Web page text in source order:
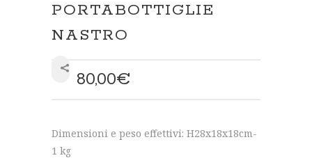
PORTABOTTIGLIE
NASTRO
80,00€
Dimensioni e peso effettivi: H28x18x18cm-
1 kg